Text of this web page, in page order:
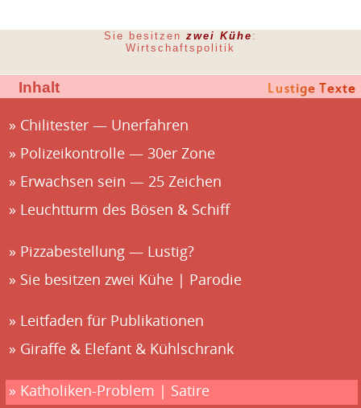
Sie besitzenzwei Kühe :
Wirtschaftspolitik
Inhalt
Chilitester — Unerfahren
Polizeikontrolle — 30er Zone
Erwachsen sein — 25 Zeichen
Leuchtturm des Bösen & Schiff
Pizzabestellung — Lustig?
Sie besitzen zwei Kühe | Parodie
Leitfaden für Publikationen
Giraffe & Elefant & Kühlschrank
Katholiken-Problem | Satire